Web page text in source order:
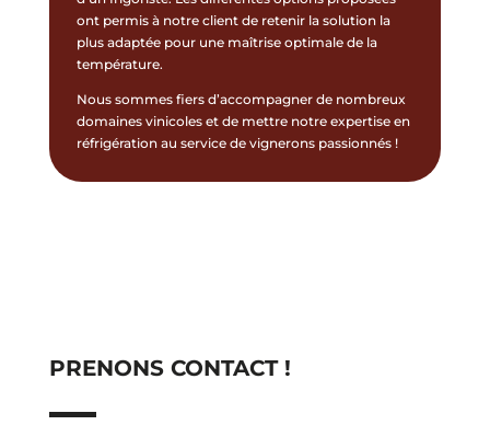
ont permis à notre client de retenir la solution la
plus adaptée pour une maîtrise optimale de la
température.
Nous sommes fiers d’accompagner de nombreux
domaines vinicoles et de mettre notre expertise en
réfrigération au service de vignerons passionnés !
PRENONS CONTACT !